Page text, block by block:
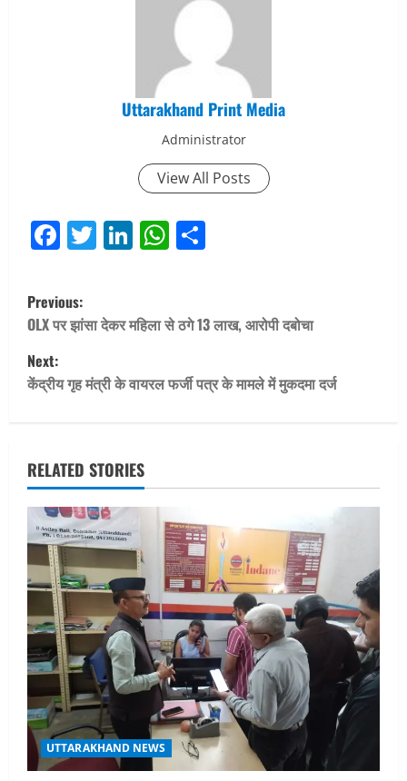
Uttarakhand Print Media
Administrator
View All Posts
Facebook
Twitter
LinkedIn
WhatsApp
P
o
s
a
v
i
g
a
t
i
o
Previous:
OLX पर झांसा देकर महिला से ठगे 13 लाख, आरोपी दबोचा
Next:
केंद्रीय गृह मंत्री के वायरल फर्जी पत्र के मामले में मुकदमा दर्ज
RELATED STORIES
UTTARAKHAND NEWS